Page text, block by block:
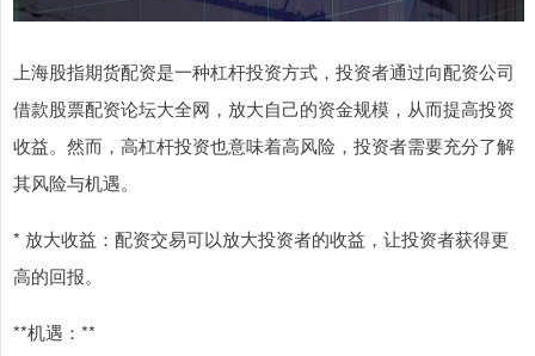
上海股指期货配资是一种杠杆投资方式，投资者通过向配资公司
借款股票配资论坛大全网，放大自己的资金规模，从而提高投资
收益。然而，高杠杆投资也意味着高风险，投资者需要充分了解
其风险与机遇。
* 放大收益：配资交易可以放大投资者的收益，让投资者获得更
高的回报。
**机遇：**